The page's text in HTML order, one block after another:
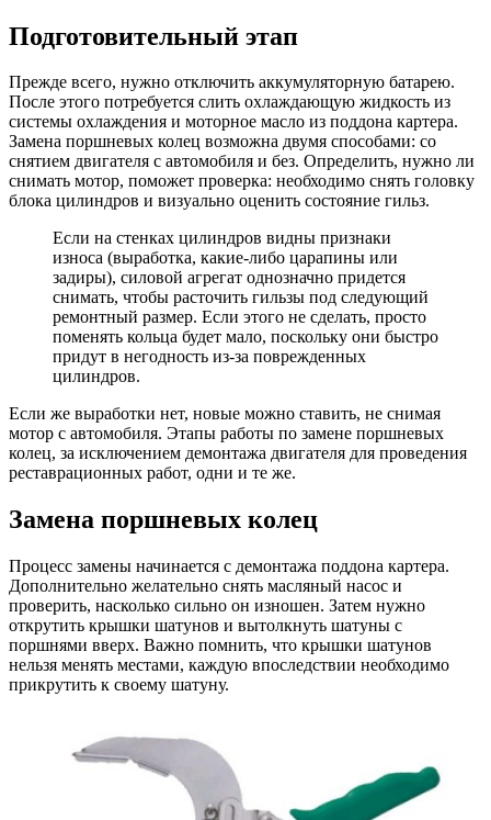
Подготовительный этап
Прежде всего, нужно отключить аккумуляторную батарею.
После этого потребуется слить охлаждающую жидкость из
системы охлаждения и моторное масло из поддона картера.
Замена поршневых колец возможна двумя способами: со
снятием двигателя с автомобиля и без. Определить, нужно ли
снимать мотор, поможет проверка: необходимо снять головку
блока цилиндров и визуально оценить состояние гильз.
Если на стенках цилиндров видны признаки
износа (выработка, какие-либо царапины или
задиры), силовой агрегат однозначно придется
снимать, чтобы расточить гильзы под следующий
ремонтный размер. Если этого не сделать, просто
поменять кольца будет мало, поскольку они быстро
придут в негодность из-за поврежденных
цилиндров.
Если же выработки нет, новые можно ставить, не снимая
мотор с автомобиля. Этапы работы по замене поршневых
колец, за исключением демонтажа двигателя для проведения
реставрационных работ, одни и те же.
Замена поршневых колец
Процесс замены начинается с демонтажа поддона картера.
Дополнительно желательно снять масляный насос и
проверить, насколько сильно он изношен. Затем нужно
открутить крышки шатунов и вытолкнуть шатуны с
поршнями вверх. Важно помнить, что крышки шатунов
нельзя менять местами, каждую впоследствии необходимо
прикрутить к своему шатуну.